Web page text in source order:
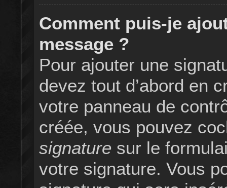
Comment puis-je
message ?
Pour ajouter une
devez tout d’abord en
votre panneau de
créée, vous pouvez
signature sur le
votre signature. Vous